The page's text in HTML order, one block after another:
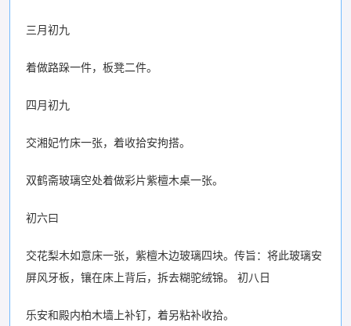
三月初九
着做路跺一件，板凳二件。
四月初九
交湘妃竹床一张，着收拾安拘搭。
双鹤斋玻璃空处着做彩片紫檀木桌一张。
初六曰
交花梨木如意床一张，紫檀木边玻璃四块。传旨：将此玻璃安
屏风牙板，镶在床上背后，拆去糊驼绒锦。 初八日
乐安和殿内柏木墙上补钉，着另粘补收拾。